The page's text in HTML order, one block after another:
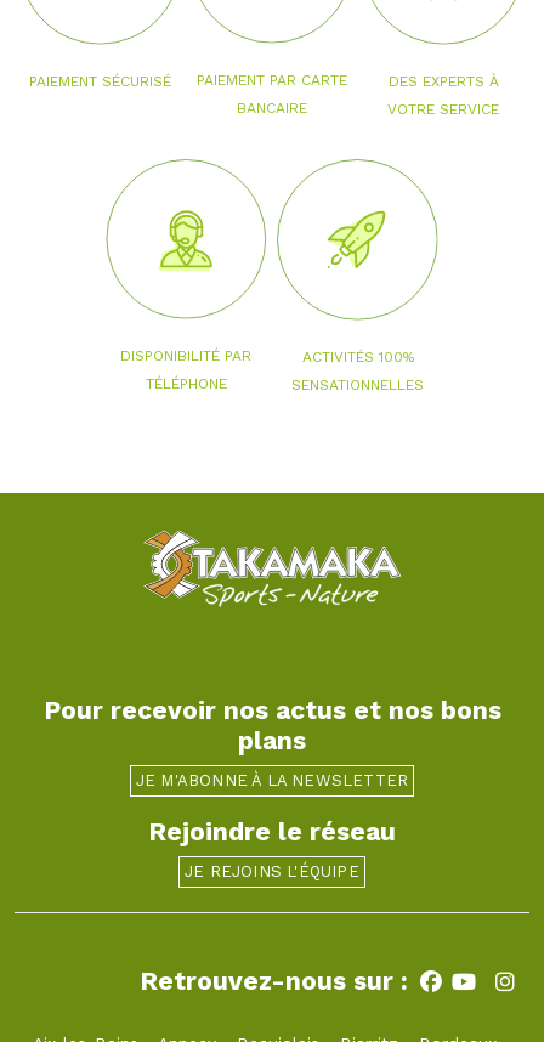
PAIEMENT SÉCURISÉ
PAIEMENT PAR CARTE
BANCAIRE
DES EXPERTS À
VOTRE SERVICE
DISPONIBILITÉ PAR
TÉLÉPHONE
ACTIVITÉS 100%
SENSATIONNELLES
Pour recevoir nos actus et nos bons
plans
JE M'ABONNE À LA NEWSLETTER
Rejoindre le réseau
JE REJOINS L'ÉQUIPE
Retrouvez-nous sur :